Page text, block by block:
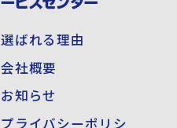
選ばれる理由
会社概要
お知らせ
プライバシーポリシ